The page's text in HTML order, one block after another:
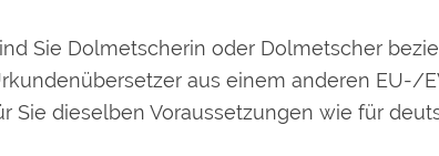
Sie Dolmetscherin oder Dolmetscher
aus einem anderen EU-/
Sie dieselben Voraussetzungen wie für